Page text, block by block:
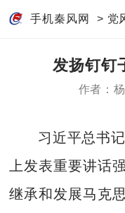
手机秦风网 > 党
发扬钉钉
作者：
习近平总书
上发表重要讲话
继承和发展马克